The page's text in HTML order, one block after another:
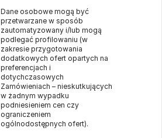
Dane osobowe mogą być
przetwarzane w sposób
zautomatyzowany i/lub mogą
podlegać profilowaniu (w
zakresie przygotowania
dodatkowych ofert opartych na
preferencjach i
dotychczasowych
Zamówieniach – nieskutkujących
w żadnym wypadku
podniesieniem cen czy
ograniczeniem
ogólnodostępnych ofert).